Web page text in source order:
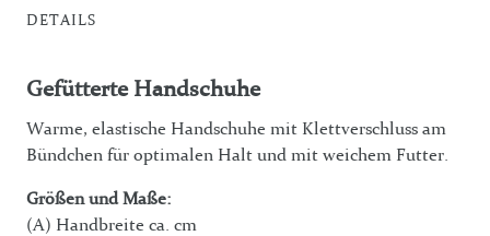
DETAILS
Gefütterte Handschuhe
Warme, elastische Handschuhe mit Klettverschluss am
Bündchen für optimalen Halt und mit weichem Futter.
Größen und Maße:
(A) Handbreite ca. cm